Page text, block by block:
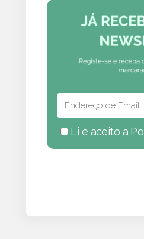
Li e aceito a